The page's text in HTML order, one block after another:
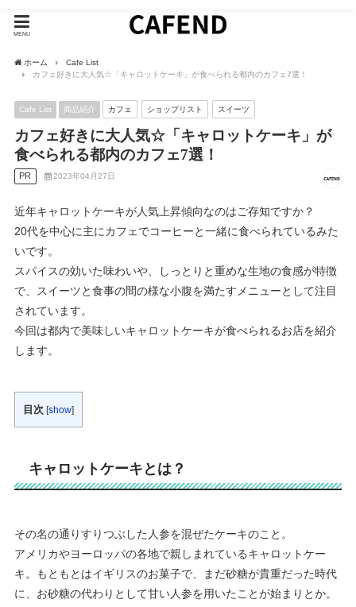
MENU
ホーム
Cafe List
カフェ好きに大人気☆「キャロットケーキ」が食べられる都内のカフェ7選！
Cafe List 商品紹介 カフェ ショップリスト スイーツ
カフェ好きに大人気☆「キャロットケーキ」が
食べられる都内のカフェ7選！
PR 2023年04月27日
近年キャロットケーキが人気上昇傾向なのはご存知ですか？
20代を中心に主にカフェでコーヒーと一緒に食べられているみた
いです。
スパイスの効いた味わいや、しっとりと重めな生地の食感が特徴
で、スイーツと食事の間の様な小腹を満たすメニューとして注目
されています。
今回は都内で美味しいキャロットケーキが食べられるお店を紹介
します。
目次 [show]
キャロットケーキとは？
その名の通りすりつぶした人参を混ぜたケーキのこと。
アメリカやヨーロッパの各地で親しまれているキャロットケー
キ。もともとはイギリスのお菓子で、まだ砂糖が貴重だった時代
に、お砂糖の代わりとして甘い人参を用いたことが始まりとか。